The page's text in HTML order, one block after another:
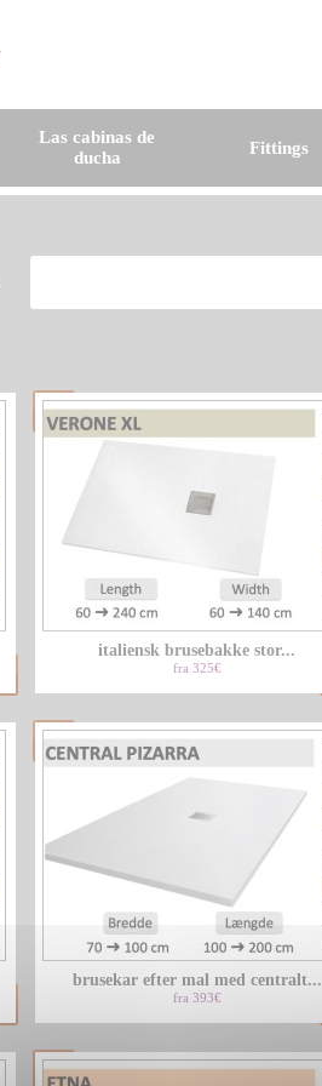
Las cabinas de
ducha
Fittings
italiensk brusebakke stor...
fra 325€
brusekar efter mal med centralt...
fra 393€